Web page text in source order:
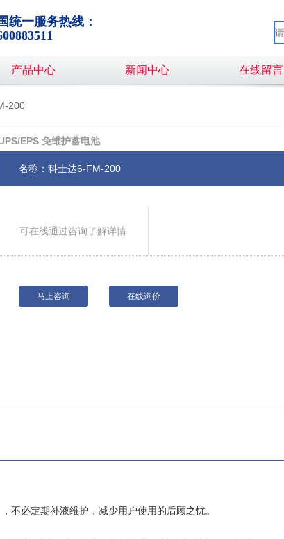
统一服务热线：
产品中心 新闻中心 在线留言
200
EPS 免维护蓄电池
名称：科士达6-FM-200
可在线通过咨询了解详情
马上咨询 在线询价
不必定期补液维护，减少用户使用的后顾之忧。